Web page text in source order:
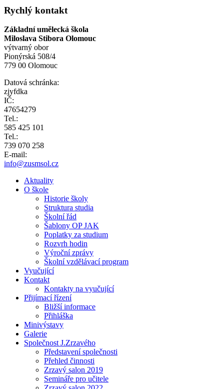
Rychlý kontakt
Základní umělecká škola
Miloslava Stibora Olomouc
výtvarný obor
Pionýrská 508/4
779 00 Olomouc
Datová schránka:
zjyfdka
IČ:
47654279
Tel.:
585 425 101
Tel.:
739 070 258
E-mail:
info@zusmsol.cz
Aktuality
O škole
Historie školy
Struktura studia
Školní řád
Šablony OP JAK
Poplatky za studium
Rozvrh hodin
Výroční zprávy
Školní vzdělávací program
Vyučující
Kontakt
Kontakty na vyučující
Přijímací řízení
Bližší informace
Přihláška
Minivýstavy
Galerie
Společnost J.Zrzavého
Představení společnosti
Přehled činnosti
Zrzavý salon 2019
Semináře pro učitele